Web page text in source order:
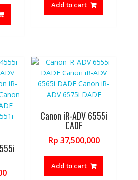
Add to cart
Canon iR-ADV 6555i
DADF
Rp 37,500,000
Add to cart